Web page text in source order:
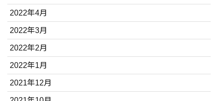
2022年4月
2022年3月
2022年2月
2022年1月
2021年12月